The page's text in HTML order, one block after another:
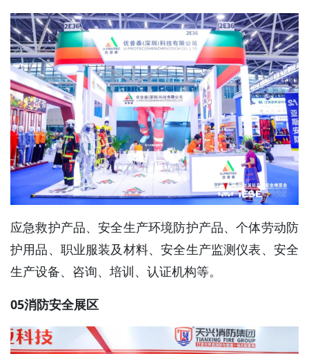
应急救护产品、安全生产环境防护产品、个体劳动防
护用品、职业服装及材料、安全生产监测仪表、安全
生产设备、咨询、培训、认证机构等。
05消防安全展区